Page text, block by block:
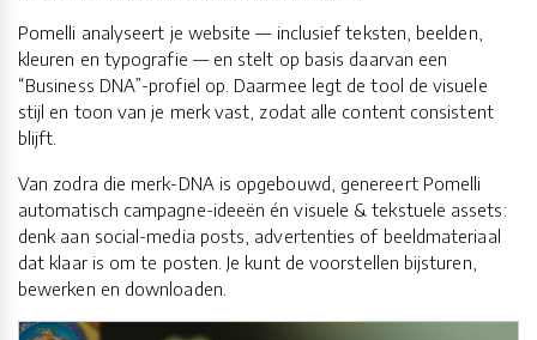
Pomelli analyseert je website — inclusief teksten, beelden,
kleuren en typografie — en stelt op basis daarvan een
“Business DNA”-profiel op. Daarmee legt de tool de visuele
stijl en toon van je merk vast, zodat alle content consistent
blijft.
Van zodra die merk-DNA is opgebouwd, genereert Pomelli
automatisch campagne-ideeën én visuele & tekstuele assets:
denk aan social-media posts, advertenties of beeldmateriaal
dat klaar is om te posten. Je kunt de voorstellen bijsturen,
bewerken en downloaden.